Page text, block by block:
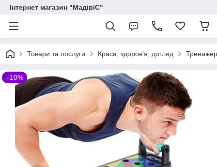
Інтернет магазин "МадівіС"
Товари та послуги Краса, здоров'я, догляд
–10%